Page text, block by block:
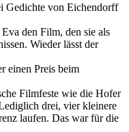
Gedichte von Eichendorff
den Film, den sie als
Wieder lässt der
einen Preis beim
Filmfeste wie die Hofer
drei, vier kleinere
laufen. Das war für die